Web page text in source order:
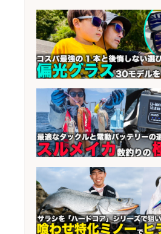
ットを生む、裁量バイヤ
会社名 株式会社コムライン
レジカウンター/お釣り
の簡単レジ 未経験も安
1日2h
会社名 オーケー株式会社
さらに求人情報